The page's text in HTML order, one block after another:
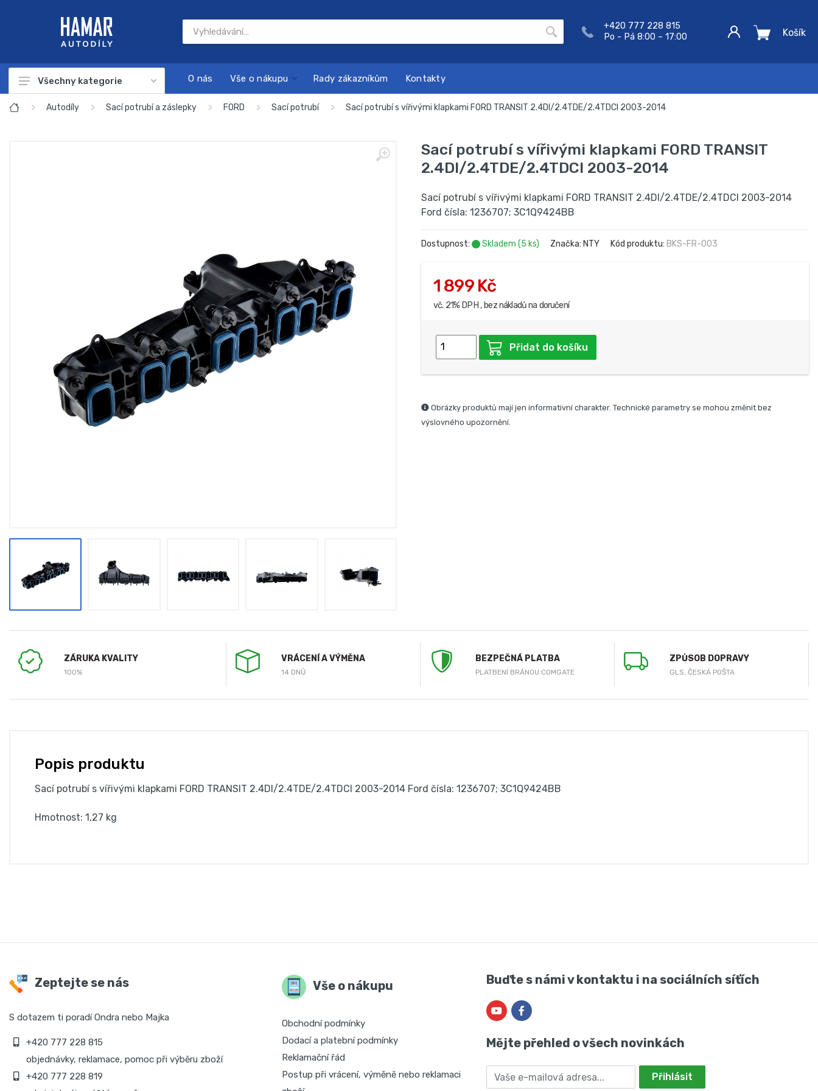
+420 777 228 815
Po - Pá 8:00 – 17:00
Košík
Autodíly
Všechny kategorie O nás Vše o nákupu Rady zákazníkům Kontakty
Autodíly Sací potrubí a záslepky FORD Sací potrubí Sací potrubí s vířivými klapkami FORD TRANSIT 2.4DI/2.4TDE/2.4TDCI 2003-2014
Sací potrubí s vířivými klapkami FORD TRANSIT
2.4DI/2.4TDE/2.4TDCI 2003-2014
Sací potrubí s vířivými klapkami FORD TRANSIT 2.4DI/2.4TDE/2.4TDCI 2003-2014
Ford čísla: 1236707; 3C1Q9424BB
Dostupnost: Skladem (5 ks) Značka: NTY Kód produktu: BKS-FR-003
1 899 Kč
vč. 21% DPH , bez nákladů na doručení
Přidat do košíku
Obrázky produktů mají jen informativní charakter. Technické parametry se mohou změnit bez
výslovného upozornění.
ZÁRUKA KVALITY
100%
VRÁCENÍ A VÝMĚNA
14 DNŮ
BEZPEČNÁ PLATBA
PLATBENÍ BRÁNOU COMGATE
ZPŮSOB DOPRAVY
GLS, ČESKÁ POŠTA
Popis produktu
Sací potrubí s vířivými klapkami FORD TRANSIT 2.4DI/2.4TDE/2.4TDCI 2003-2014 Ford čísla: 1236707; 3C1Q9424BB
Hmotnost: 1,27 kg
Zeptejte se nás
S dotazem ti poradí Ondra nebo Majka
+420 777 228 815
objednávky, reklamace, pomoc při výběru zboží
+420 777 228 819
Vše o nákupu
Obchodní podmínky
Dodací a platební podmínky
Reklamační řád
Postup při vrácení, výměně nebo reklamaci
Buďte s námi v kontaktu i na sociálních síťích
Mějte přehled o všech novinkách
Email Přihlásit